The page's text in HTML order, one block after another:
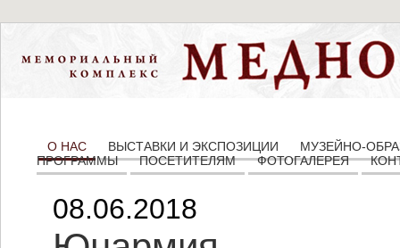
О НАС ВЫСТАВКИ И ЭКСПОЗИЦИИ
МУЗЕЙНО-
ПРОГРАММЫ
ПОСЕТИТЕЛЯМ ФОТОГАЛЕРЕЯ
08.06.2018